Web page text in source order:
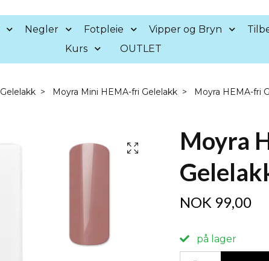
Negler Fotpleie Vipper og Bryn
Kurs
OUTLET
Gelelakk Moyra Mini HEMA-fri Gelelakk Moyra HEMA-fri
Moyra
NOK 99,00
på lager